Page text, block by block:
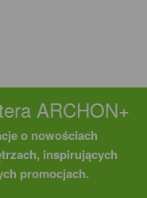
ARCHON+
o nowościach
inspirujących
promocjach.